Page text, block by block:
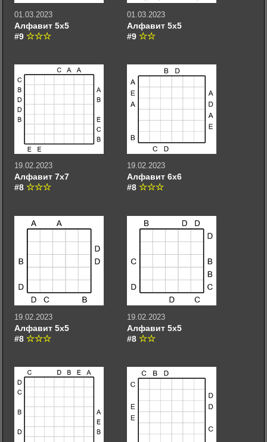
01.03.2023
Алфавит 5х5
#9
01.03.2023
Алфавит 5х5
#9
19.02.2023
Алфавит 7х7
#8
19.02.2023
Алфавит 6х6
#8
19.02.2023
Алфавит 5х5
#8
19.02.2023
Алфавит 5х5
#8